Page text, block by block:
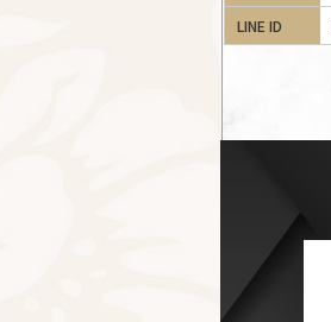
LINE ID